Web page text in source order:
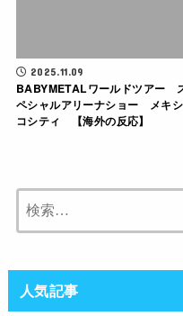
2025.11.09
BABYMETALワールドツアー
ペシャルアリーナショー メキシ
コシティ 【海外の反応】
人気記事